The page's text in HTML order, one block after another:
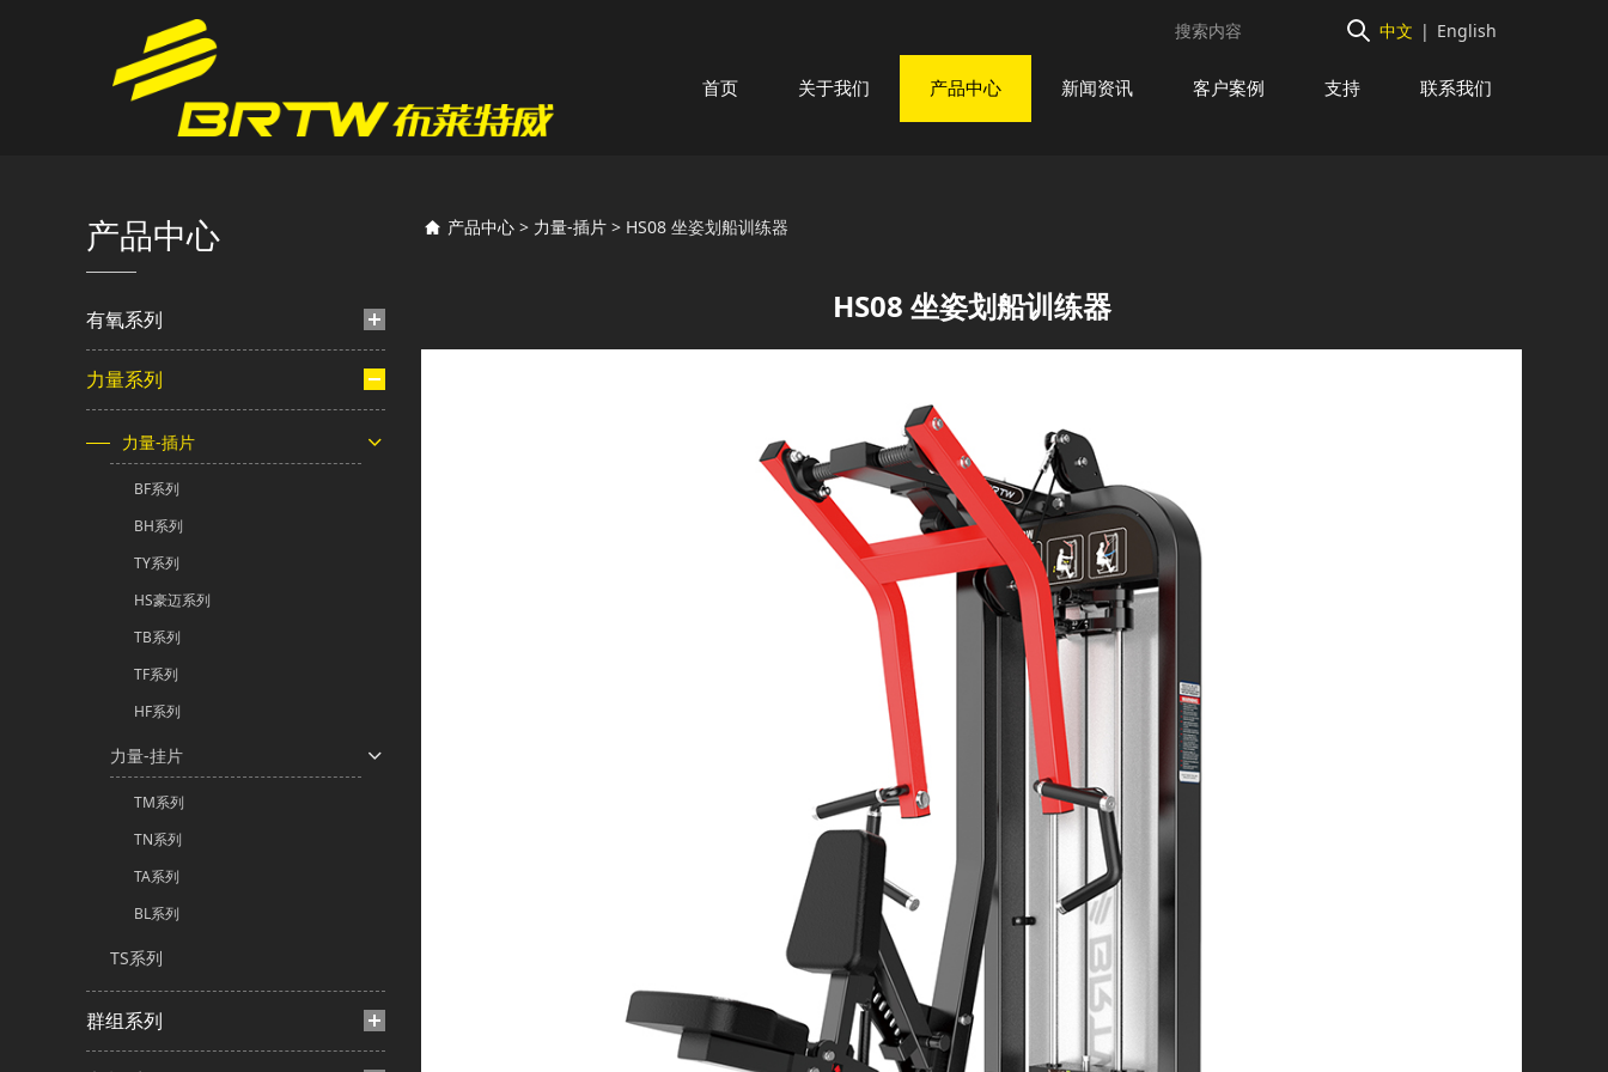
中文 | English
首页 关于我们 产品中心 新闻资讯 客户案例 支持 联系我们
产品中心
有氧系列
力量系列
力量-插片
BF系列
BH系列
TY系列
HS豪迈系列
TB系列
TF系列
HF系列
力量-挂片
TM系列
TN系列
TA系列
BL系列
TS系列
群组系列
HS08 坐姿划船训练器
产品中心 > 力量-插片 > HS08 坐姿划船训练器
HS08 坐姿划船训练器